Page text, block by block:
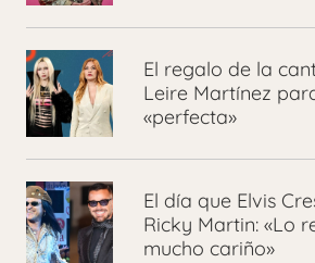
El regalo de la
Leire Martínez
«perfecta»
El día que Elvis
Ricky Martin: «Lo
mucho cariño»